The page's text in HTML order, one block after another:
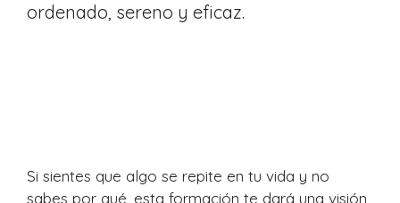
ordenado, sereno y eficaz.
Si sientes que algo se repite en tu vida y no
sabes por qué, esta formación te dará una visión